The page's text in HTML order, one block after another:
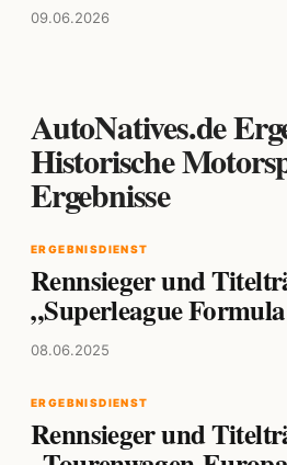
09.06.2026
AutoNatives.de
Historische
Ergebnisse
ERGEBNISDIENST
Rennsieger und
„Superleague
08.06.2025
ERGEBNISDIENST
Rennsieger und